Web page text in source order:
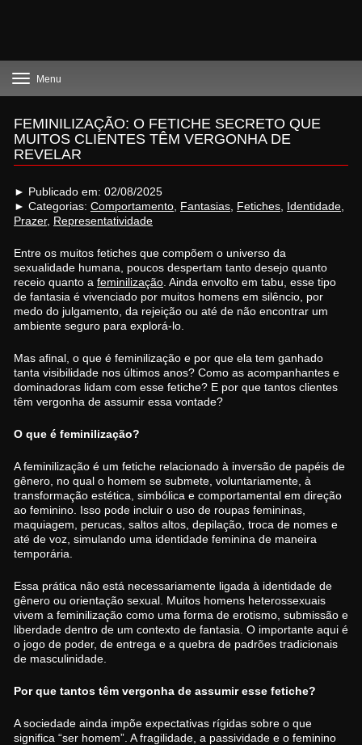
Toggle
Menu
FEMINILIZAÇÃO: O FETICHE SECRETO QUE
MUITOS CLIENTES TÊM VERGONHA DE
REVELAR
► Publicado em: 02/08/2025
► Categorias: Comportamento Fantasias Fetiches Identidade
Prazer, Representatividade
Entre os muitos fetiches que compõem o universo da
sexualidade humana, poucos despertam tanto desejo quanto
receio quanto a feminilização . Ainda envolto em tabu, esse tipo
de fantasia é vivenciado por muitos homens em silêncio, por
medo do julgamento, da rejeição ou até de não encontrar um
ambiente seguro para explorá-lo.
Mas afinal, o que é feminilização e por que ela tem ganhado
tanta visibilidade nos últimos anos? Como as acompanhantes e
dominadoras lidam com esse fetiche? E por que tantos clientes
têm vergonha de assumir essa vontade?
O que é feminilização?
A feminilização é um fetiche relacionado à inversão de papéis de
gênero, no qual o homem se submete, voluntariamente, à
transformação estética, simbólica e comportamental em direção
ao feminino. Isso pode incluir o uso de roupas femininas,
maquiagem, perucas, saltos altos, depilação, troca de nomes e
até de voz, simulando uma identidade feminina de maneira
temporária.
Essa prática não está necessariamente ligada à identidade de
gênero ou orientação sexual. Muitos homens heterossexuais
vivem a feminilização como uma forma de erotismo, submissão e
liberdade dentro de um contexto de fantasia. O importante aqui é
o jogo de poder, de entrega e a quebra de padrões tradicionais
de masculinidade.
Por que tantos têm vergonha de assumir esse fetiche?
A sociedade ainda impõe expectativas rígidas sobre o que
significa “ser homem”. A fragilidade, a passividade e o feminino